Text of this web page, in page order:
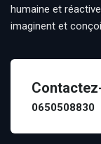
humaine et
imaginent et
0650508830